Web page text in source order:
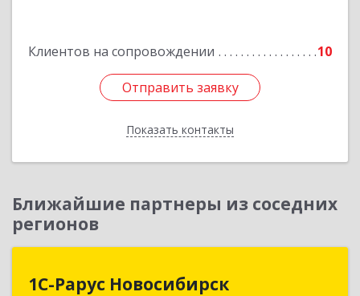
Клиентов на сопровождении 10
Отправить заявку
Показать контакты
Отправить заявку
Назад
Ближайшие партнеры из соседних
регионов
1С-Рарус Новосибирск
1С-Рарус Новосибирск